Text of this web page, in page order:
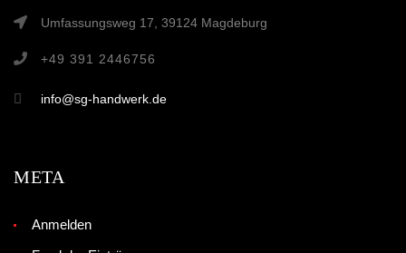
Umfassungsweg 17, 39124 Magdeburg
+49 391 2446756
info@sg-handwerk.de
META
Anmelden